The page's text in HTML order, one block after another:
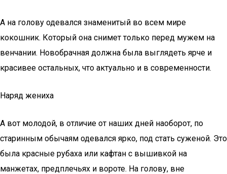
А на голову одевался знаменитый во всем мире
кокошник. Который она снимет только перед мужем на
венчании. Новобрачная должна была выглядеть ярче и
красивее остальных, что актуально и в современности.
Наряд жениха
А вот молодой, в отличие от наших дней наоборот, по
старинным обычаям одевался ярко, под стать суженой. Это
была красные рубаха или кафтан с вышивкой на
манжетах, предплечьях и вороте. На голову, вне